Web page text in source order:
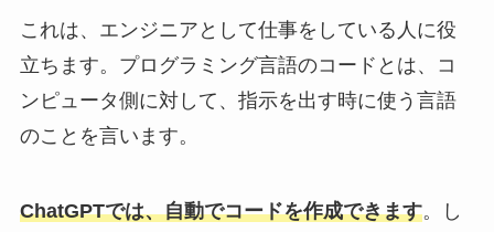
これは、エンジニアとして仕事をしている人に役
立ちます。プログラミング言語のコードとは、コ
ンピュータ側に対して、指示を出す時に使う言語
のことを言います。
ChatGPTでは、自動でコードを作成できます。し